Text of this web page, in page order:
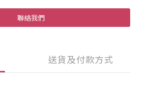
聯絡我們
送貨及付款方式